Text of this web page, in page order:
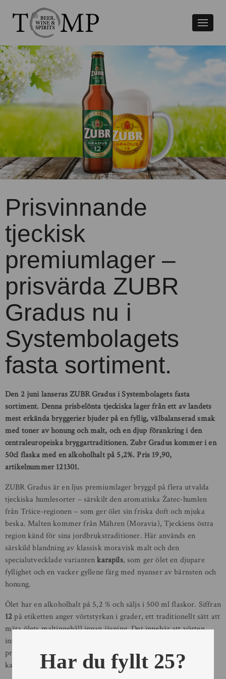
Växla
Prisvinnande
tjeckisk
premiumlager –
prisvärda ZUBR
Gradus nu i
Systembolagets
fasta sortiment.
Den 2 juni lanseras ZUBR Gradus i Systembolagets fasta
sortiment. Denna prisbelönta tjeckiska lager från ett av landets
mest erkända bryggerier bjuder på en fyllig, välbalanserad smak
med toner av honung och malt, och en djup förankring i den
centraleuropeiska bryggartraditionen. Zubr Gradus kommer i en
50cl flaska med en alkoholhalt på 5,2%. Pris 19,90,
artikelnummer 121301.
ZUBR Gradus är en ljus premiumlager bryggd på flera utvalda
tjeckiska humlesorter – särskilt den aromatiska Žatec-humlen
från Tršice-regionen – som ger ölet sin friska doft och mjuka
beska. Malten kommer från Mähren (Moravia), Tjeckiens östra
region känd för sina jordbrukstraditioner. Här används en
särskild blandning av klassisk moravisk malt och den
specialutvecklade variantenkarapils, som ger ölet en djupare
fyllighet och en vacker gyllene färg med nyanser av bärnsten och
honung.
Ölet har en alkoholhalt på 5,2 % och säljs i 500 ml flaskor. Siffran
12på etiketten anger vörtstyrkan i grader, ett traditionellt sätt att
mäta ölets maltinnehåll innan jäsning. Det innebär att vörten
innehåller 12 % extrakt från malt – en klassisk styrka för en
premiumlager och en garanti för fyllig smak och välbalanserad
karaktär.
Har du fyllt 25?